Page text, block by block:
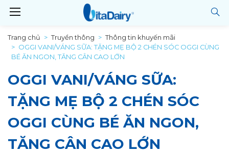
Trang chủ Truyền thông
Thông tin khuyến mãi
OGGI VANI/VÁNG SỮA: TẶNG MẸ BỘ 2 CHÉN SÓC OGGI CÙNG
BÉ ĂN NGON, TĂNG CÂN CAO LỚN
OGGI VANI/VÁNG SỮA:
TẶNG MẸ BỘ 2 CHÉN SÓC
OGGI CÙNG BÉ ĂN NGON,
TĂNG CÂN CAO LỚN